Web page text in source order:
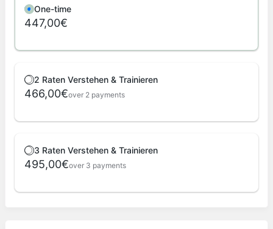
One-time
447,00€
2 Raten Verstehen & Trainieren
466,00€over 2 payments
3 Raten Verstehen & Trainieren
495,00€over 3 payments